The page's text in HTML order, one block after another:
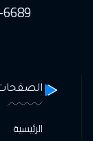
الرئيسية